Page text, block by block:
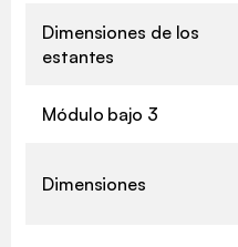
Dimensiones de los
estantes
Módulo bajo 3
Dimensiones